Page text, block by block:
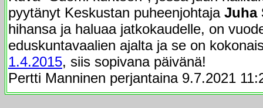
pyytänyt Keskustan puheenjohtaja Juha
hihansa ja haluaa jatkokaudelle, on
eduskuntavaalien ajalta ja se on
1.4.2015, siis sopivana päivänä!
Pertti Manninen perjantaina 9.7.2021